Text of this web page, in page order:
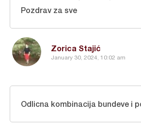
Zorica Stajić
January 30, 2024, 10:02 am
Pozdrav za sve
Odlicna kombinacija bundeve i